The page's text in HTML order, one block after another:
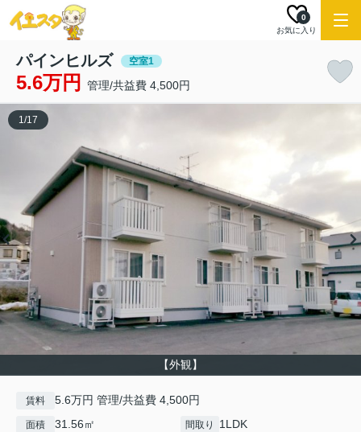
お気に入り
0
パインヒルズ 空室1
5.6万円 管理/共益費 4,500円
【外観】
1/17
賃料 5.6万円 管理/共益費 4,500円
面積 31.56㎡ 間取り 1LDK